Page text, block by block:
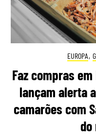
EUROPA,
Faz compras
lançam alerta
camarões com
do